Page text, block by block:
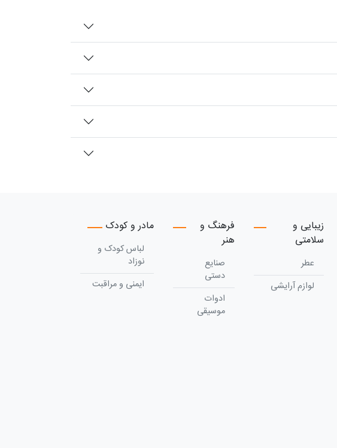
زیبایی و
سلامتی
عطر
لوازم آرایشی
فرهنگ و
هنر
صنایع
دستی
ادوات
موسیقی
مادر و کودک
لباس کودک و
نوزاد
ایمنی و مراقبت